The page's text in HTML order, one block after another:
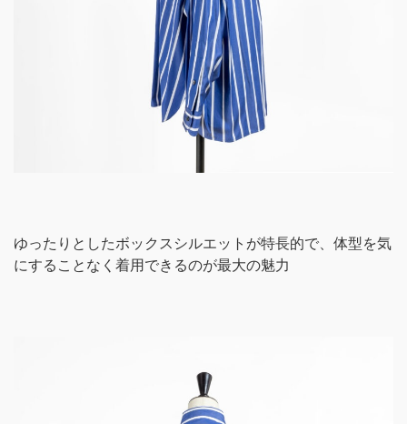
ゆったりとしたボックスシルエットが特長的で、体型を気
にすることなく着用できるのが最大の魅力